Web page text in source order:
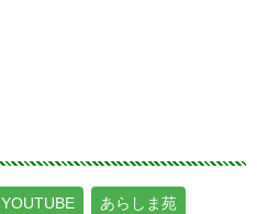
YOUTUBE あらしま苑